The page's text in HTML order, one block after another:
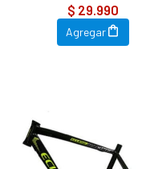
$ 29.990
Agregar